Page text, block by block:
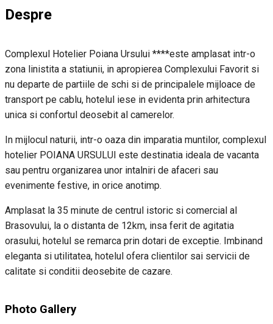
Despre
Complexul Hotelier Poiana Ursului ****este amplasat intr-o
zona linistita a statiunii, in apropierea Complexului Favorit si
nu departe de partiile de schi si de principalele mijloace de
transport pe cablu, hotelul iese in evidenta prin arhitectura
unica si confortul deosebit al camerelor.
In mijlocul naturii, intr-o oaza din imparatia muntilor, complexul
hotelier POIANA URSULUI este destinatia ideala de vacanta
sau pentru organizarea unor intalniri de afaceri sau
evenimente festive, in orice anotimp.
Amplasat la 35 minute de centrul istoric si comercial al
Brasovului, la o distanta de 12km, insa ferit de agitatia
orasului, hotelul se remarca prin dotari de exceptie. Imbinand
eleganta si utilitatea, hotelul ofera clientilor sai servicii de
calitate si conditii deosebite de cazare.
Photo Gallery